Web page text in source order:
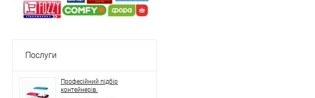
Послуги
Професійний підбір
контейнерів.